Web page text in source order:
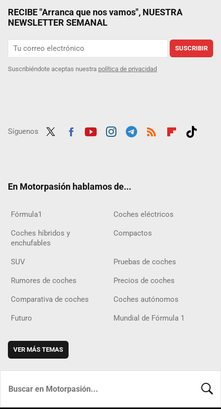
RECIBE "Arranca que nos vamos", NUESTRA
NEWSLETTER SEMANAL
SUSCRIBIR
Suscribiéndote aceptas nuestra política de privacidad
Síguenos
En Motorpasión hablamos de...
Fórmula1 Coches eléctricos
Coches híbridos y
enchufables
Compactos
SUV Pruebas de coches
Rumores de coches Precios de coches
Comparativa de coches Coches autónomos
Futuro Mundial de Fórmula 1
VER MÁS TEMAS